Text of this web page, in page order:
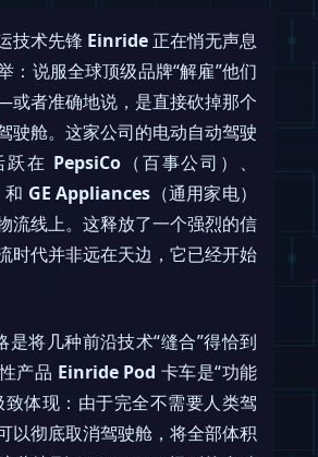
技术先锋 Einride 正在悄无声息
：说服全球顶级品牌“解雇”他们
者准确地说，是直接砍掉那个
驶舱。这家公司的电动自动驾驶
跃在 PepsiCo（百事公司）、
和 GE Appliances （通用家电）
流线上。这释放了一个强烈的信
时代并非远在天边，它已经开始
是将几种前沿技术“缝合”得恰到
产品 Einride Pod 卡车是“功能
致体现：由于完全不需要人类驾
以彻底取消驾驶舱，将全部体积